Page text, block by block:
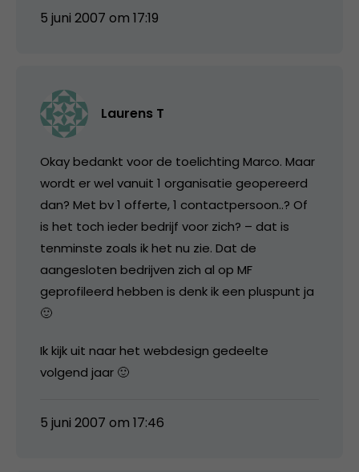
5 juni 2007 om 17:19
Laurens T
Okay bedankt voor de toelichting Marco. Maar
wordt er wel vanuit 1 organisatie geopereerd
dan? Met bv 1 offerte, 1 contactpersoon..? Of
is het toch ieder bedrijf voor zich? – dat is
tenminste zoals ik het nu zie. Dat de
aangesloten bedrijven zich al op MF
geprofileerd hebben is denk ik een pluspunt ja
🙂
Ik kijk uit naar het webdesign gedeelte
volgend jaar 🙂
5 juni 2007 om 17:46